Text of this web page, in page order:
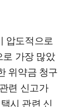
압도적으로
가장 많았
위약금 청구
련 신고가
시 관련 신